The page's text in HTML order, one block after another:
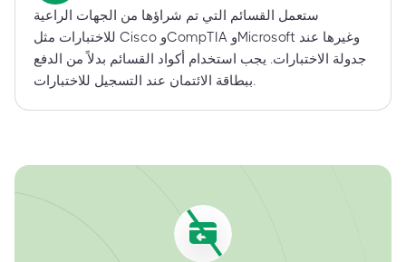
ستعمل القسائم التي تم شراؤها من الجهات الراعية
للاختبارات مثل Cisco وCompTIA وMicrosoft وغيرها عند
جدولة الاختبارات. يجب استخدام أكواد القسائم بدلاً من الدفع
ببطاقة الائتمان عند التسجيل للاختبارات.